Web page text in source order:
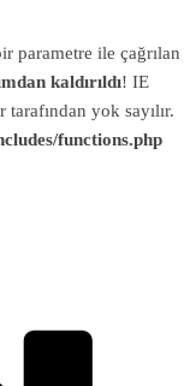
parametre ile çağrılan
kaldırıldı! IE
yok sayılır.
functions.php